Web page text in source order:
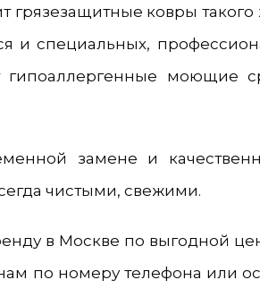
грязезащитные ковры
и специальных,
гипоаллергенные моющие
замене и
чистыми, свежими.
в Москве по выгодной
по номеру телефона или